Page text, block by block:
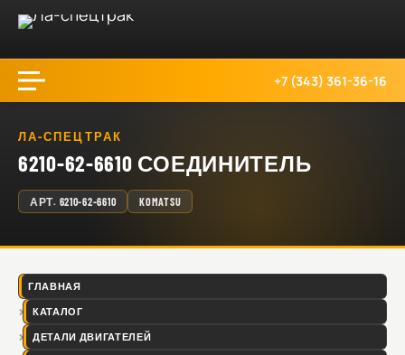
+7 (343) 361-36-16
ЛА-СПЕЦТРАК
6210-62-6610 СОЕДИНИТЕЛЬ
АРТ. 6210-62-6610 KOMATSU
ГЛАВНАЯ
КАТАЛОГ
ДЕТАЛИ ДВИГАТЕЛЕЙ